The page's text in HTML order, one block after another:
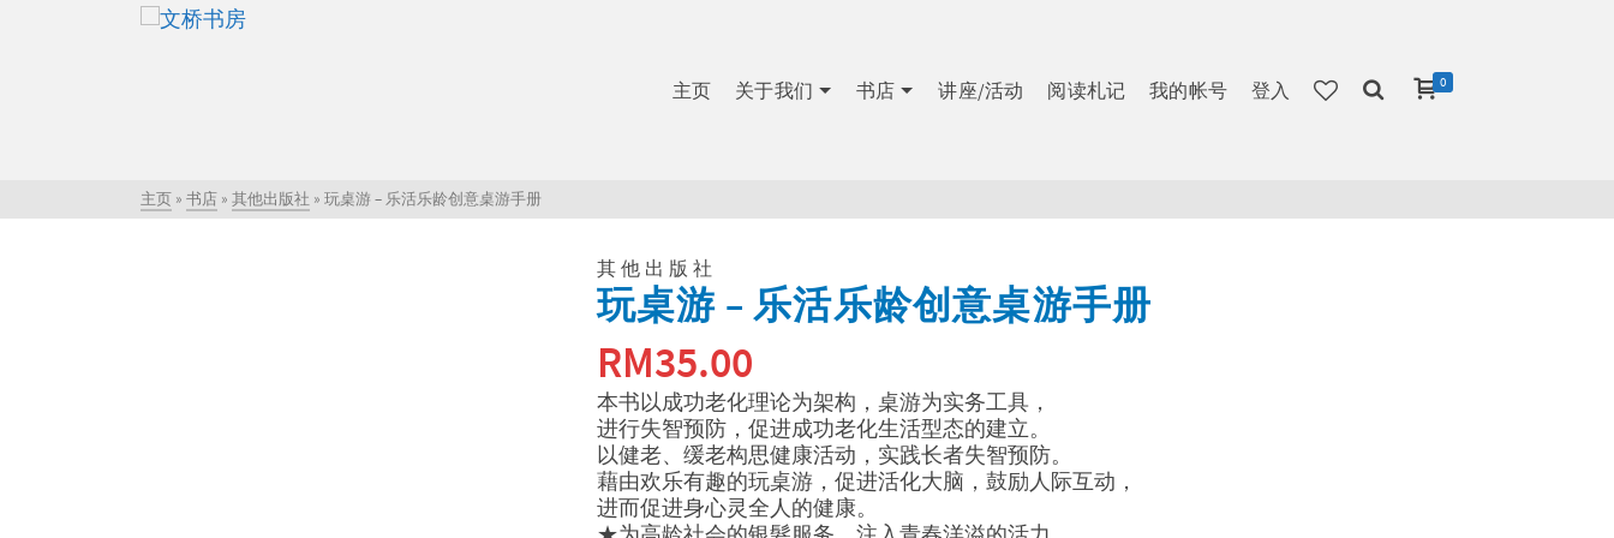
主页 关于我们 书店 讲座/活动 阅读札记 我的帐号 登入 0
主页 » 书店 » 其他出版社 » 玩桌游 – 乐活乐龄创意桌游手册
其他出版社
玩桌游 – 乐活乐龄创意桌游手册
RM35.00
本书以成功老化理论为架构，桌游为实务工具，
进行失智预防，促进成功老化生活型态的建立。
以健老、缓老构思健康活动，实践长者失智预防。
藉由欢乐有趣的玩桌游，促进活化大脑，鼓励人际互动，
进而促进身心灵全人的健康。